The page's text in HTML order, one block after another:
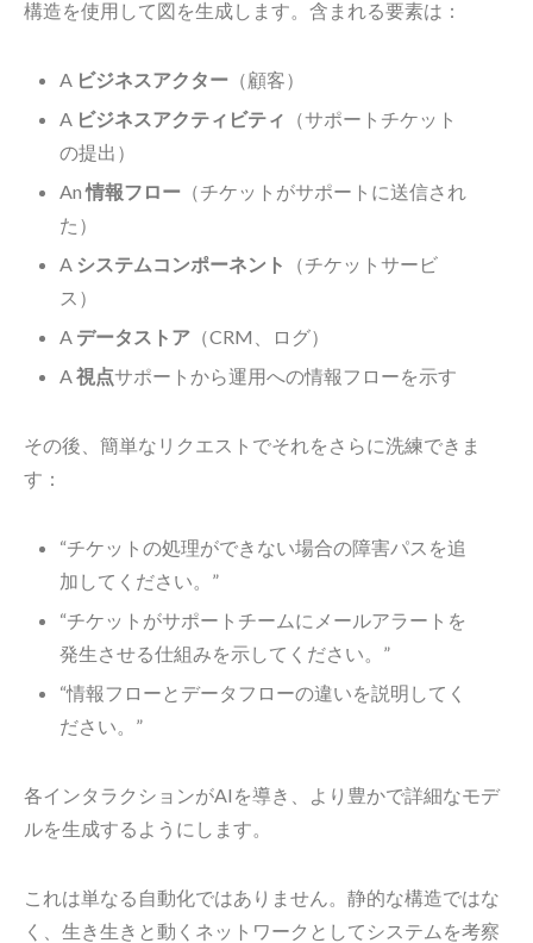
構造を使用して図を生成します。含まれる要素は：
A ビジネスアクター （顧客）
A ビジネスアクティビティ
（サポートチケット
の提出）
An情報フロー （チケットがサポートに送信され
た）
A システムコンポーネント
（チケットサービ
ス）
A データストア （CRM、ログ）
A視点サポートから運用への情報フローを示す
その後、簡単なリクエストでそれをさらに洗練できま
す：
“チケットの処理ができない場合の障害パスを追
加してください。”
“チケットがサポートチームにメールアラートを
発生させる仕組みを示してください。”
“情報フローとデータフローの違いを説明してく
ださい。”
各インタラクションがAIを導き、より豊かで詳細なモデ
ルを生成するようにします。
これは単なる自動化ではありません。静的な構造ではな
く、生き生きと動くネットワークとしてシステムを考察